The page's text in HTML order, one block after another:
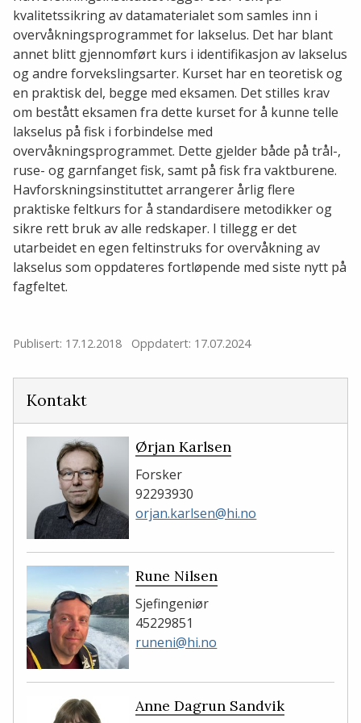
kvalitetssikring av datamaterialet som samles inn i
overvåkningsprogrammet for lakselus. Det har blant
annet blitt gjennomført kurs i identifikasjon av lakselus
og andre forvekslingsarter. Kurset har en teoretisk og
en praktisk del, begge med eksamen. Det stilles krav
om bestått eksamen fra dette kurset for å kunne telle
lakselus på fisk i forbindelse med
overvåkningsprogrammet. Dette gjelder både på trål-,
ruse- og garnfanget fisk, samt på fisk fra vaktburene.
Havforskningsinstituttet arrangerer årlig flere
praktiske feltkurs for å standardisere metodikker og
sikre rett bruk av alle redskaper. I tillegg er det
utarbeidet en egen feltinstruks for overvåkning av
lakselus som oppdateres fortløpende med siste nytt på
fagfeltet.
Publisert: 17.12.2018 Oppdatert: 17.07.2024
Kontakt
Ørjan Karlsen
Forsker
92293930
orjan.karlsen@hi.no
Rune Nilsen
Sjefingeniør
45229851
runeni@hi.no
Anne Dagrun Sandvik